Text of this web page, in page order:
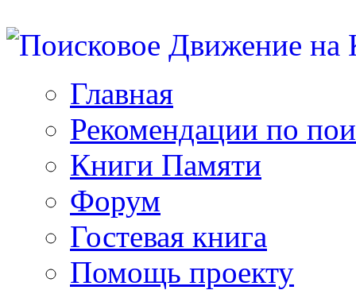
Главная
Рекомендации по
Книги Памяти
Форум
Гостевая книга
Помощь проекту